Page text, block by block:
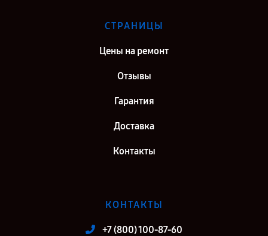
СТРАНИЦЫ
Цены на ремонт
Отзывы
Гарантия
Доставка
Контакты
КОНТАКТЫ
+7 (800) 100-87-60